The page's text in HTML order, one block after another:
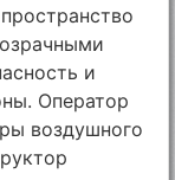
и
Оператор
воздушного